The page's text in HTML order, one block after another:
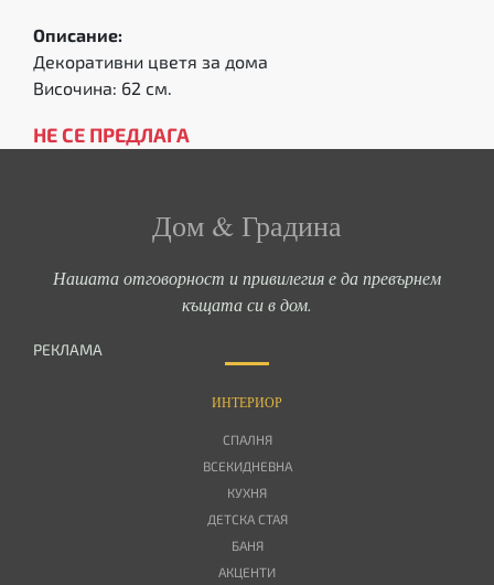
Описание:
Декоративни цветя за дома
Височина: 62 см.
НЕ СЕ ПРЕДЛАГА
Дом & Градина
Нашата отговорност и привилегия е да превърнем
къщата си в дом.
РЕКЛАМА
ИНТЕРИОР
СПАЛНЯ
ВСЕКИДНЕВНА
КУХНЯ
ДЕТСКА СТАЯ
БАНЯ
АКЦЕНТИ